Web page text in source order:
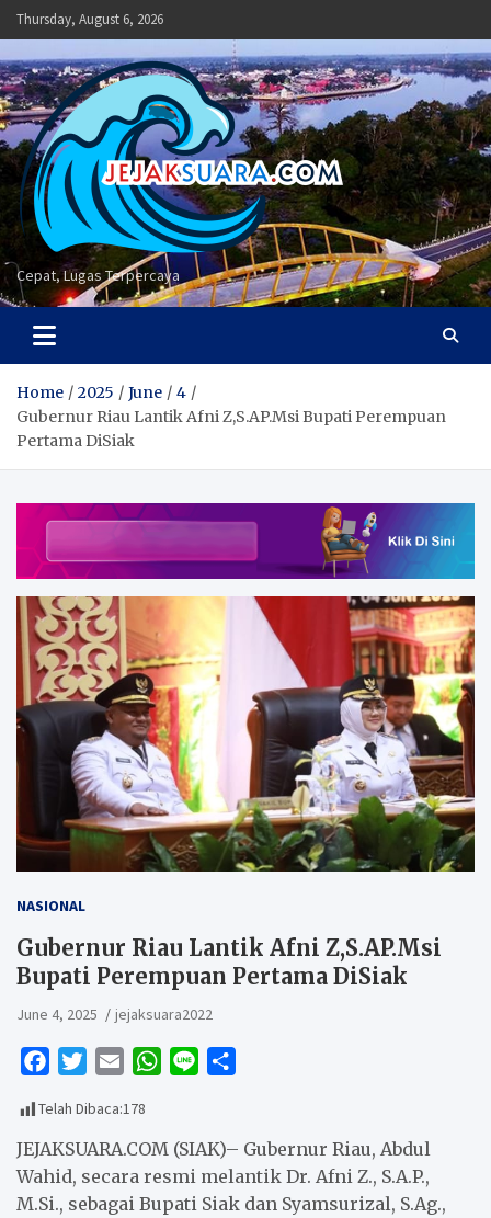
Skip
to
content
Thursday, August 6, 2026
Cepat, Lugas Terpercaya
Home 2025 June
4
Gubernur Riau Lantik Afni Z,S.AP.Msi Bupati Perempuan
Pertama DiSiak
NASIONAL
Gubernur Riau Lantik Afni Z,S.AP.Msi
Bupati Perempuan Pertama DiSiak
June 4, 2025 jejaksuara2022
c
e
b
o
i
t
t
e
a
i
l
W
t
s
A
e
r
e
Telah Dibaca:178
JEJAKSUARA.COM (SIAK)– Gubernur Riau, Abdul
Wahid, secara resmi melantik Dr. Afni Z., S.A.P.,
M.Si., sebagai Bupati Siak dan Syamsurizal, S.Ag.,